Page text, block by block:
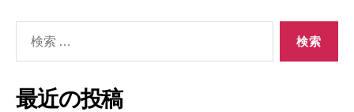
象:
最近の投稿